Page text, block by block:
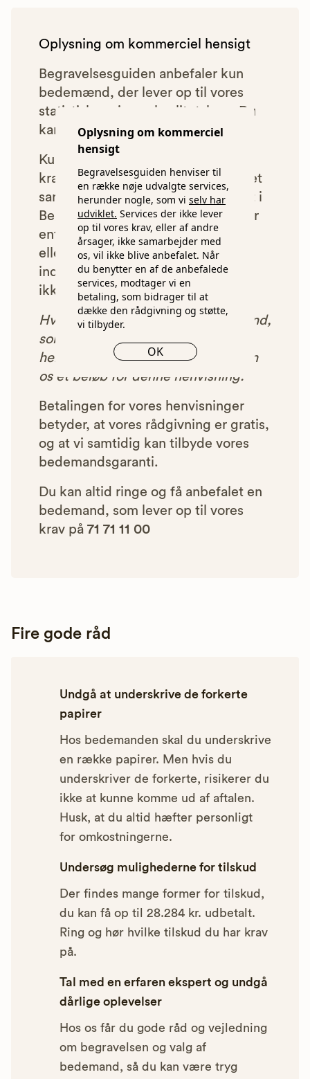
Oplysning om kommerciel
hensigt
Begravelsesguiden henviser til
en række nøje udvalgte services,
herunder nogle, som vi selv har
udviklet. Services der ikke lever
op til vores krav, eller af andre
årsager, ikke samarbejder med
os, vil ikke blive anbefalet. Når
du benytter en af de anbefalede
services, modtager vi en
betaling, som bidrager til at
dække den rådgivning og støtte,
vi tilbyder.
OK
Oplysning om kommerciel hensigt
Begravelsesguiden anbefaler kun
bedemænd, der lever op til vores
statistiske pris- og kvalitetskrav. Du
kan læse mere om vores kravher.
Kun bedemænd der lever op til
kravene har mulighed for at indgå et
samarbejde med os om at blive vist i
Begravelsesguiden. Bedemænd der
enten ikke lever op til vores krav,
eller som af andre årsager ikke har
indgået et samarbejde med os, vil
ikke blive vist i vores anbefalinger.
Hver gang du benytter en bedemand,
som vi har godkendt, anbefalet og
henvist dig til, betaler bedemanden
os et beløb for denne henvisning.
Betalingen for vores henvisninger
betyder, at vores rådgivning er gratis,
og at vi samtidig kan tilbyde vores
bedemandsgaranti.
Du kan altid ringe og få anbefalet en
bedemand, som lever op til vores
krav på 71 71 11 00
Fire gode råd
Undgå at underskrive de forkerte
papirer
Hos bedemanden skal du underskrive
en række papirer. Men hvis du
underskriver de forkerte, risikerer du
ikke at kunne komme ud af aftalen.
Husk, at du altid hæfter personligt
for omkostningerne.
Undersøg mulighederne for tilskud
Der findes mange former for tilskud,
du kan få op til 28.284 kr. udbetalt.
Ring og hør hvilke tilskud du har krav
på.
Tal med en erfaren ekspert og undgå
dårlige oplevelser
Hos os får du gode råd og vejledning
om begravelsen og valg af
bedemand, så du kan være tryg